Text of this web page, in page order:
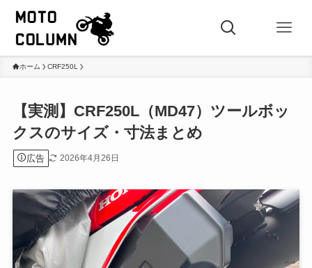
ホーム CRF250L
【実測】CRF250L（MD47）ツールボッ
クスのサイズ・寸法まとめ
広告 2026年4月26日